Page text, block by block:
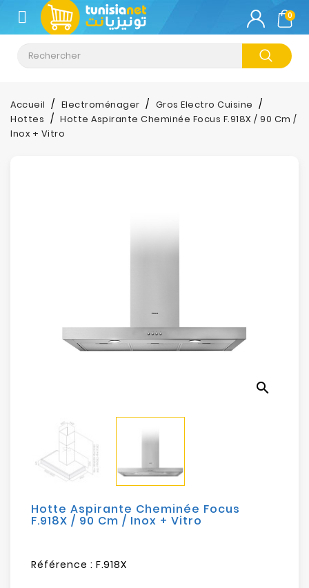
CATÉGORIE
Climatisation
Informatique
Téléphonie
Electroménager
Mobilités
0
Accueil Electroménager
Gros Electro Cuisine
Hottes
Hotte Aspirante Cheminée Focus F.918X / 90 Cm /
Inox + Vitro
search
Hotte Aspirante Cheminée Focus
F.918X / 90 Cm / Inox + Vitro
Référence : F.918X